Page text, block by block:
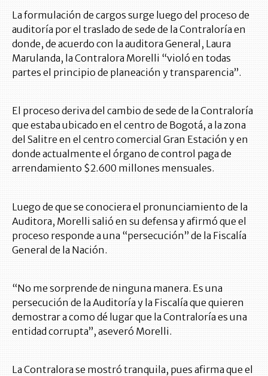
La formulación de cargos surge luego del proceso de
auditoría por el traslado de sede de la Contraloría en
donde, de acuerdo con la auditora General, Laura
Marulanda, la Contralora Morelli “violó en todas
partes el principio de planeación y transparencia”.
El proceso deriva del cambio de sede de la Contraloría
que estaba ubicado en el centro de Bogotá, a la zona
del Salitre en el centro comercial Gran Estación y en
donde actualmente el órgano de control paga de
arrendamiento $2.600 millones mensuales.
Luego de que se conociera el pronunciamiento de la
Auditora, Morelli salió en su defensa y afirmó que el
proceso responde a una “persecución” de la Fiscalía
General de la Nación.
“No me sorprende de ninguna manera. Es una
persecución de la Auditoría y la Fiscalía que quieren
demostrar a como dé lugar que la Contraloría es una
entidad corrupta”, aseveró Morelli.
La Contralora se mostró tranquila, pues afirma que el